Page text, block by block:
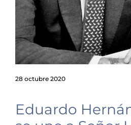
28 octubre 2020
Eduardo